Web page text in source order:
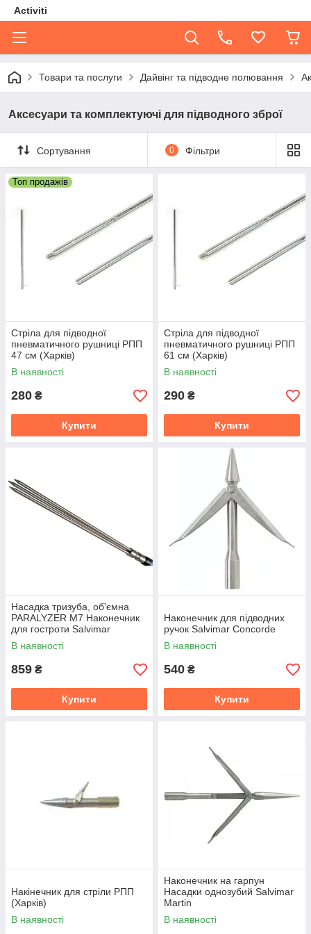
Activiti
Товари та послуги Дайвінг та підводне полювання
Аксесуари та комплектуючі для підводного зброї
Сортування 0 Фільтри
Топ продажів
Стріла для підводної
пневматичного рушниці РПП
47 см (Харків)
В наявності
280 ₴
Купити
Стріла для підводної
пневматичного рушниці РПП
61 см (Харків)
В наявності
290 ₴
Купити
Насадка тризуба, об'ємна
PARALYZER M7 Наконечник
для гостроти Salvimar
В наявності
859 ₴
Купити
Наконечник для підводних
ручок Salvimar Concorde
В наявності
540 ₴
Купити
Накінечник для стріли РПП
(Харків)
В наявності
Наконечник на гарпун
Насадки однозубий Salvimar
Martin
В наявності